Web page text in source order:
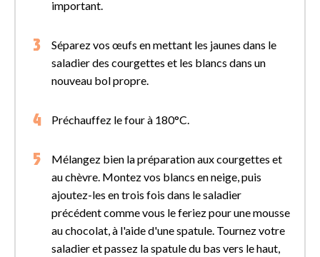
important.
Séparez vos œufs en mettant les jaunes dans le
saladier des courgettes et les blancs dans un
nouveau bol propre.
Préchauffez le four à 180°C.
Mélangez bien la préparation aux courgettes et
au chèvre. Montez vos blancs en neige, puis
ajoutez-les en trois fois dans le saladier
précédent comme vous le feriez pour une mousse
au chocolat, à l'aide d'une spatule. Tournez votre
saladier et passez la spatule du bas vers le haut,